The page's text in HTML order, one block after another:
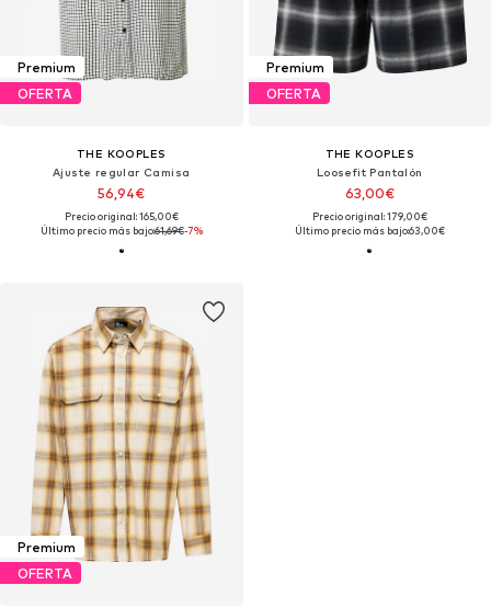
Premium
OFERTA
THE KOOPLES
Ajuste regular Camisa
56,94€
Precio original: 165,00€
Último precio más bajo:61,69€-7%
Premium
OFERTA
THE KOOPLES
Loosefit Pantalón
63,00€
Precio original: 179,00€
Último precio más bajo:63,00€
Premium
OFERTA